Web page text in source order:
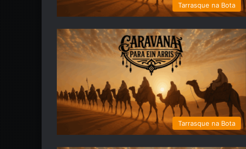
Tarrasque na Bota
Tarrasque na Bota